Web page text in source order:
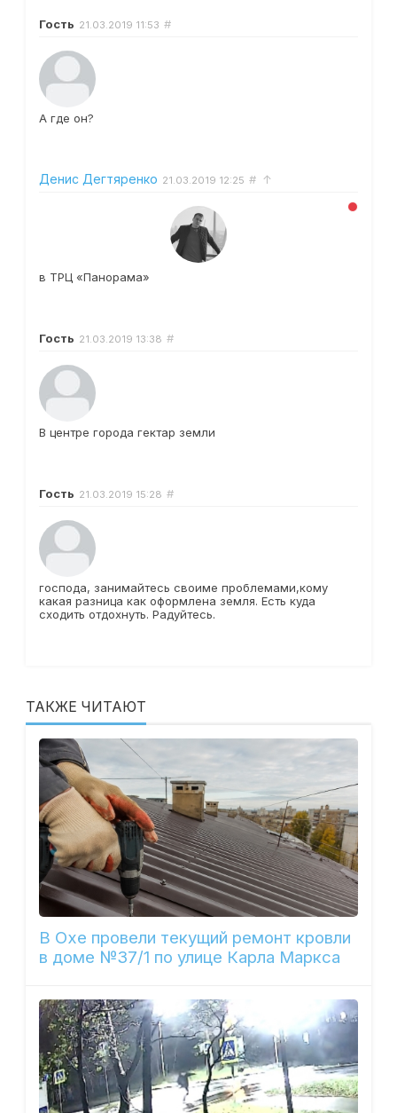
Гость 21.03.2019 11:53 #
А где он?
Денис Дегтяренко 21.03.2019 12:25 # ↑
в ТРЦ «Панорама»
Гость 21.03.2019 13:38 #
В центре города гектар земли
Гость 21.03.2019 15:28 #
господа, занимайтесь своиме проблемами,кому
какая разница как оформлена земля. Есть куда
сходить отдохнуть. Радуйтесь.
ТАКЖЕ ЧИТАЮТ
В Охе провели текущий ремонт кровли
в доме №37/1 по улице Карла Маркса